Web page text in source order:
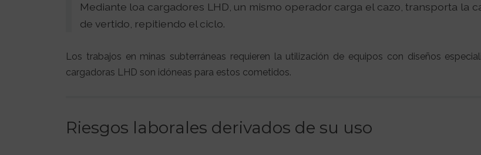
Mediante loa cargadores LHD, un mismo operador carga el cazo, transporta la
de vertido, repitiendo el ciclo.
Los trabajos en minas subterráneas requieren la utilización de equipos con diseños
cargadoras LHD son idóneas para estos cometidos.
Riesgos laborales derivados de su uso